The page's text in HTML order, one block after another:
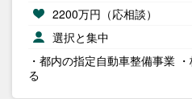
2200万円（応相談）
選択と集中
・都内の指定自動車整備事業
る